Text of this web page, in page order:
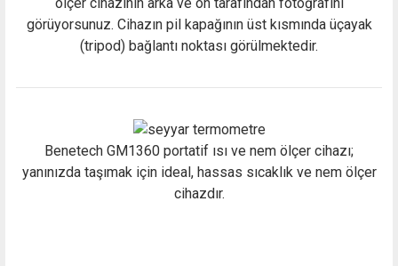
görüyorsunuz. Cihazın pil kapağının üst kısmında üçayak
(tripod) bağlantı noktası görülmektedir.
Benetech GM1360 portatif ısı ve nem ölçer cihazı;
yanınızda taşımak için ideal, hassas sıcaklık ve nem ölçer
cihazdır.